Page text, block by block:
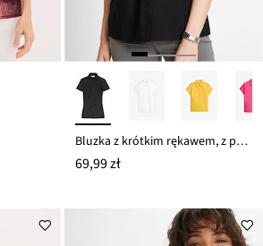
Bluzka z krótkim rękawem, z popeliny
69,99 zł